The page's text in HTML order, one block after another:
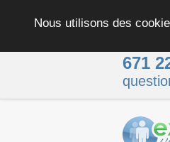
Nous utilisons des
671